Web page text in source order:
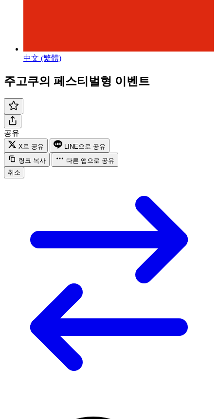
中文 (繁體)
주고쿠의 페스티벌형 이벤트
공유
X로 공유
LINE으로 공유
링크 복사
다른 앱으로 공유
취소